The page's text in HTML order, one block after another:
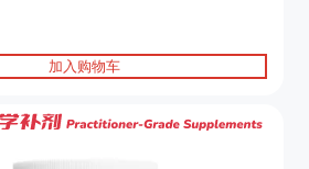
加入购物车